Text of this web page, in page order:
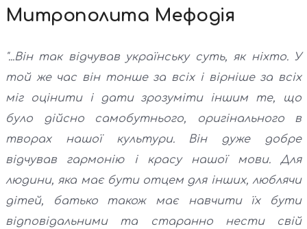
Митрополита Мефодія
"...Він так відчував українську суть, як ніхто. У
той же час він тонше за всіх і вірніше за всіх
міг оцінити і дати зрозуміти іншим те, що
було дійсно самобутнього, оригінального в
творах нашої культури. Він дуже добре
відчував гармонію і красу нашої мови. Для
людини, яка має бути отцем для інших, люблячи
дітей, батько також має навчити їх бути
відповідальними та старанно нести свій